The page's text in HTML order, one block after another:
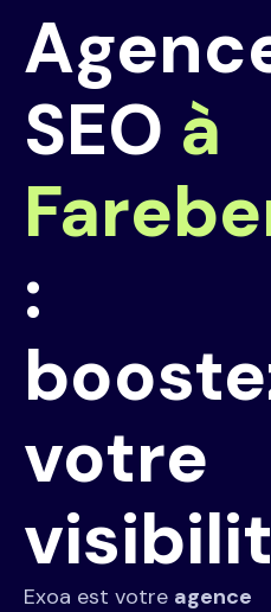
SEO à
:
votre
Exoa est votre agence